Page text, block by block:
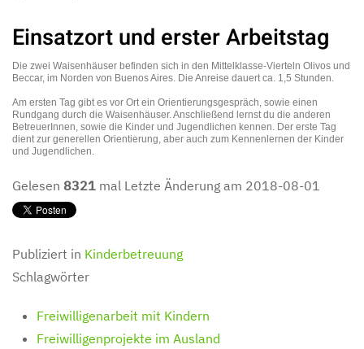
Einsatzort und erster Arbeitstag
Die zwei Waisenhäuser befinden sich in den Mittelklasse-Vierteln Olivos und
Beccar, im Norden von Buenos Aires. Die Anreise dauert ca. 1,5 Stunden.
Am ersten Tag gibt es vor Ort ein Orientierungsgespräch, sowie einen
Rundgang durch die Waisenhäuser. Anschließend lernst du die anderen
BetreuerInnen, sowie die Kinder und Jugendlichen kennen. Der erste Tag
dient zur generellen Orientierung, aber auch zum Kennenlernen der Kinder
und Jugendlichen.
Gelesen 8321 mal Letzte Änderung am 2018-08-01
Publiziert in Kinderbetreuung
Schlagwörter
Freiwilligenarbeit mit Kindern
Freiwilligenprojekte im Ausland